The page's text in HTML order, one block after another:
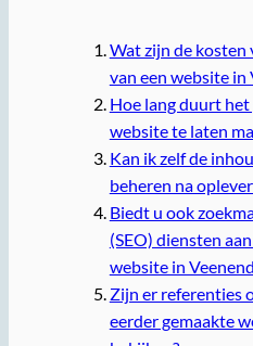
Wat zijn de kosten
van een website in
Hoe lang duurt
website te laten
Kan ik zelf de
beheren na
Biedt u ook
(SEO) diensten
website in
Zijn er referenties
eerder gemaakte